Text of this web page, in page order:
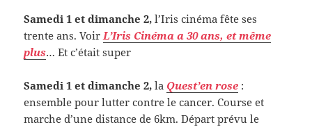
Samedi 1 et dimanche 2, l’Iris cinéma fête ses
trente ans. VoirL’Iris Cinéma a 30 ans, et même
plus… Et c’était super
Samedi 1 et dimanche 2,la Quest’en rose :
ensemble pour lutter contre le cancer. Course et
marche d’une distance de 6km. Départ prévu le